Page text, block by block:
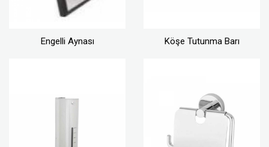
Engelli Aynası Köşe Tutunma Barı